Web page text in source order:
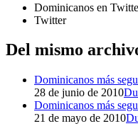
Dominicanos en
Twitter
Del mismo
Dominicanos más
28 de junio de 2010
Dominicanos más
21 de mayo de 2010